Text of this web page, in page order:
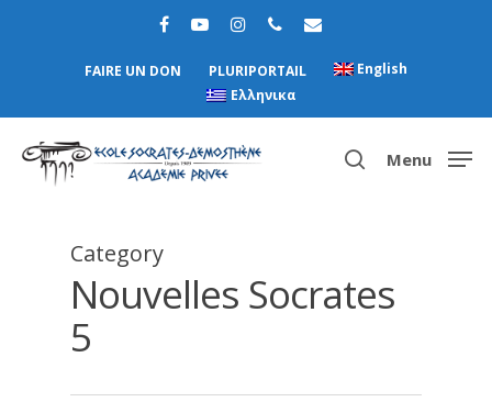
FAIRE UN DON PLURIPORTAIL
English
Ελληνικα
Hit enter to search or ESC to close
Menu
Category
Nouvelles Socrates
5